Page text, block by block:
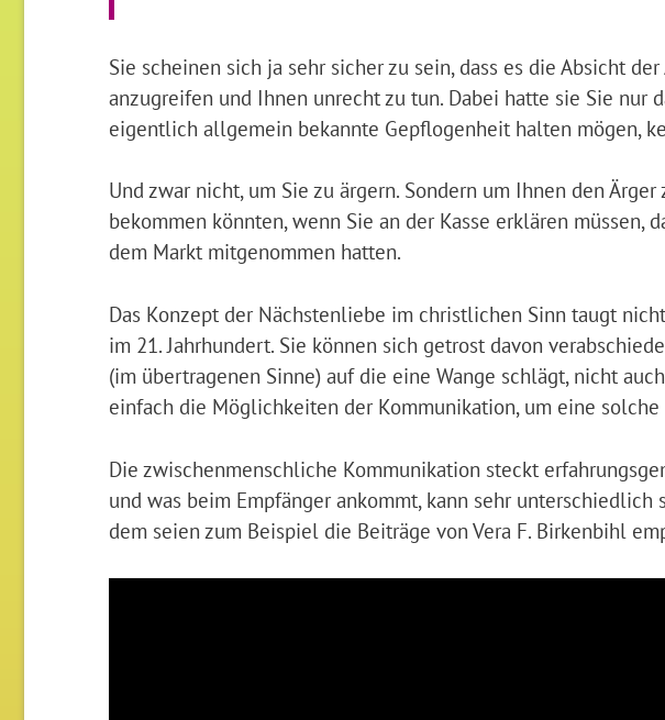
Sie scheinen sich ja sehr sicher zu sein, dass es die Absicht
anzugreifen und Ihnen unrecht zu tun. Dabei hatte sie Sie nur
eigentlich allgemein bekannte Gepflogenheit halten mögen,
Und zwar nicht, um Sie zu ärgern. Sondern um Ihnen den
bekommen könnten, wenn Sie an der Kasse erklären müssen,
dem Markt mitgenommen hatten.
Das Konzept der Nächstenliebe im christlichen Sinn taugt
im 21. Jahrhundert. Sie können sich getrost davon
(im übertragenen Sinne) auf die eine Wange schlägt, nicht
einfach die Möglichkeiten der Kommunikation, um eine
Die zwischenmenschliche Kommunikation steckt
und was beim Empfänger ankommt, kann sehr unterschiedlich
dem seien zum Beispiel die Beiträge von Vera F. Birkenbihl